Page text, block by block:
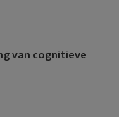
van cognitieve